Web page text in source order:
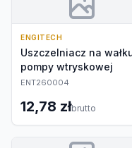
ENGITECH
Uszczelniacz na
pompy wtryskowej
ENT260004
12,78 złbrutto